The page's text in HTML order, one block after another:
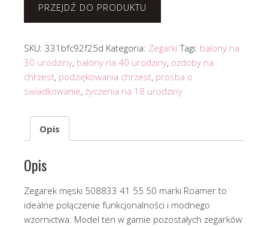
PRZEJDŹ DO PRODUKTU
SKU: 331bfc92f25d Kategoria: Zegarki Tagi: balony na
30 urodziny, balony na 40 urodziny, ozdoby na
chrzest, podziękowania chrzest, prosba o
swiadkowanie, życzenia na 18 urodziny
Opis
Opis
Zegarek męski 508833 41 55 50 marki Roamer to
idealne połączenie funkcjonalności i modnego
wzornictwa. Model ten w gamie pozostałych zegarków